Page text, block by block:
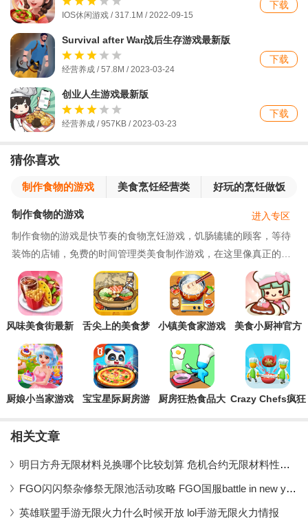
IOS休闲游戏 / 317.1M / 2022-09-15
下载
Survival after War战后生存游戏最新版
经营养成 / 57.8M / 2023-03-24
下载
创业人生游戏最新版
经营养成 / 957KB / 2023-03-23
下载
猜你喜欢
制作食物的游戏
美食烹饪经营类
好玩的烹饪做饭
类游戏
制作食物的游戏
制作食物的游戏是快节奏的食物烹饪游戏，饥肠辘辘的顾客，等待
装饰的店铺，免费的时间管理类美食制作游戏，在这里像真正的打
出一样，展示自己高超的烹饪技巧和对食物的热诚，不断提高烹饪
技巧，并升级餐厅和食材来满足世界各地的狂热食客。打造属于自
己的美食传说。制作食物的游戏凭借你的创造力和先进工具，打造
你梦想中的餐厅！感兴趣的玩家快
进入专区
风味美食街最新
Cooking)
舌尖上的美食梦
小镇美食家游戏
美食小厨神官方
Cooking
厨娘小当家游戏
宝宝星际厨房游
厨房狂热食品大 Crazy Chefs疯狂
相关文章
明日方舟无限材料兑换哪个比较划算 危机合约无限材料性价比分析
FGO闪闪祭杂修祭无限池活动攻略 FGO国服battle in new york 2019活动攻略
英雄联盟手游无限火力什么时候开放 lol手游无限火力情报